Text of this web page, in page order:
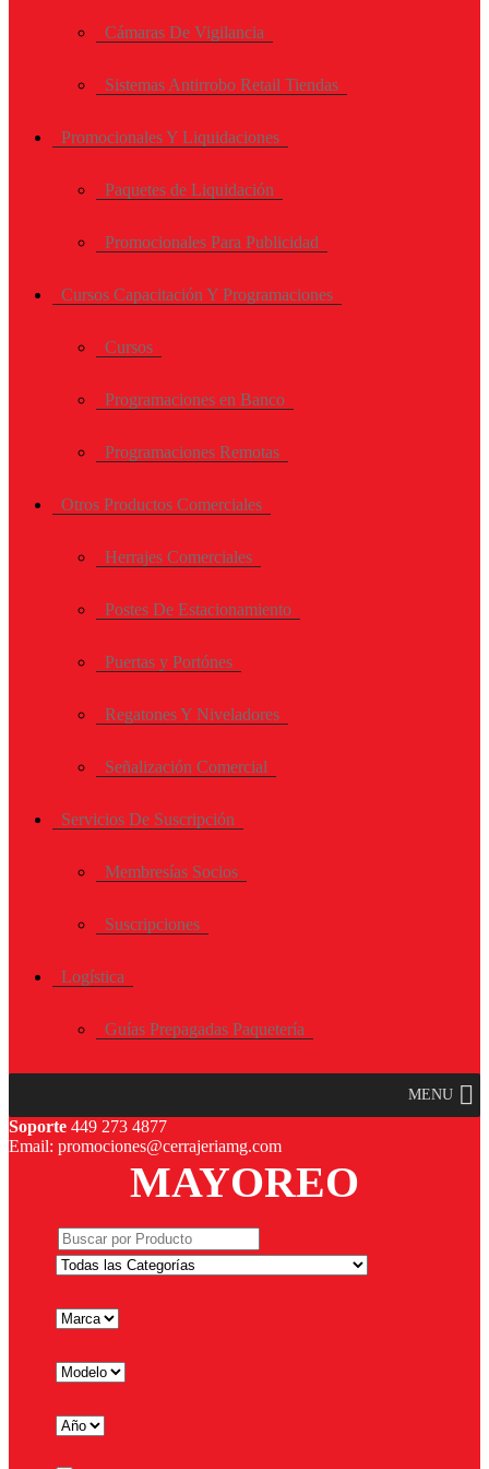
Cámaras De Vigilancia
Sistemas Antirrobo Retail Tiendas
Promocionales Y Liquidaciones
Paquetes de Liquidación
Promocionales Para Publicidad
Cursos Capacitación Y Programaciones
Cursos
Programaciones en Banco
Programaciones Remotas
Otros Productos Comerciales
Herrajes Comerciales
Postes De Estacionamiento
Puertas y Portónes
Regatones Y Niveladores
Señalización Comercial
Servicios De Suscripción
Membresías Socios
Suscripciones
Logística
Guías Prepagadas Paquetería
MENU
Soporte 449 273 4877
Email: promociones@cerrajeriamg.com
MAYOREO